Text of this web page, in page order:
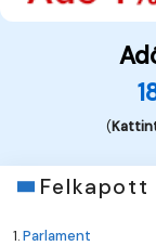
(
Felkapott
1.Parlament